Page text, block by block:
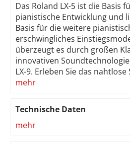
Das Roland LX-5 ist die Basis
pianistische Entwicklung und
Basis für die weitere
erschwingliches
überzeugt es durch großen
innovativen
LX-9. Erleben Sie das
mehr
Technische Daten
mehr